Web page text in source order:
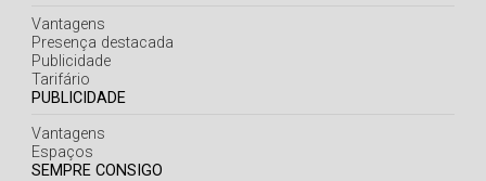
Vantagens
Presença destacada
Publicidade
Tarifário
PUBLICIDADE
Vantagens
Espaços
SEMPRE CONSIGO